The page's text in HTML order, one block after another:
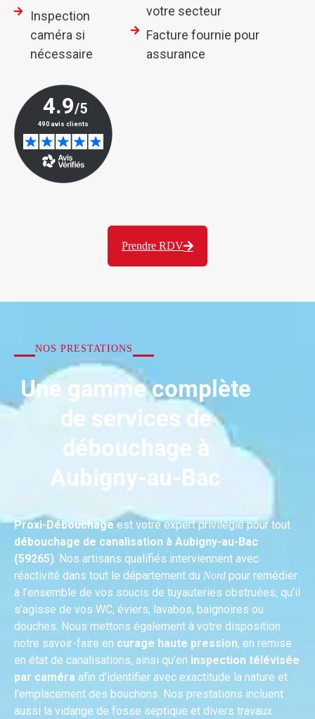
Inspection
caméra si
nécessaire
votre secteur
Facture fournie pour
assurance
Prendre RDV
NOS PRESTATIONS
Une gamme complète
de services de
débouchage à
Aubigny-au-Bac
Proxi-Débouchageest votre expert privilégié pour tout
débouchage de canalisation à Aubigny-au-Bac
(59265). Nos artisans qualifiés interviennent avec
réactivité dans tout le département du Nord pour remédier
à l’ensemble de vos soucis de tuyauteries obstruées, qu’il
s’agisse de vos WC, éviers, lavabos, baignoires ou
douches. Nous mettons également à votre disposition
notre savoir-faire en curage haute pression, en remise
en état de canalisations, ainsi qu’en inspection télévisée
par caméra afin d’identifier avec exactitude la nature et
l’emplacement des bouchons. Nos prestations incluent
aussi la vidange de fosse septique et divers travaux